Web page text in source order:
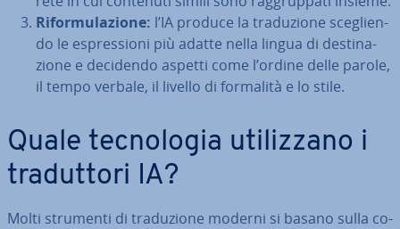
Ri­for­mu­la­zio­ne: l’IA produce la tra­du­zio­ne sce­glien­
do le espres­sio­ni più adatte nella lingua di de­sti­na­
zio­ne e decidendo aspetti come l’ordine delle parole,
il tempo verbale, il livello di formalità e lo stile.
Quale tec­no­lo­gia uti­liz­za­no i
tra­dut­to­ri IA?
Molti strumenti di tra­du­zio­ne moderni si basano sulla co­